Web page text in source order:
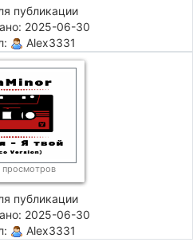
публикации
2025-06-30
Alex3331
публикации
2025-06-30
Alex3331